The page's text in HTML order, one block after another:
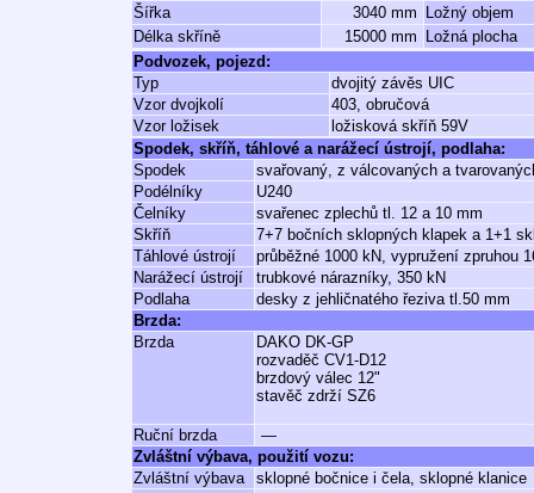
Šířka
3040 mm
Ložný objem
Délka skříně
15000 mm
Ložná plocha
Podvozek, pojezd:
Typ
dvojitý závěs UIC
Vzor dvojkolí
403, obručová
Vzor ložisek
ložisková skříň 59V
Spodek, skříň, táhlové a narážecí ústrojí, podlaha:
Spodek
svařovaný, z válcovaných a
Podélníky
U240
Čelníky
svařenec zplechů tl. 12 a 10 mm
Skříň
7+7 bočních sklopných klapek a 1+1
Táhlové ústrojí
průběžné 1000 kN, vypružení zpruhou
Narážecí ústrojí
trubkové nárazníky, 350 kN
Podlaha
desky z jehličnatého řeziva tl.50 mm
Brzda:
Brzda
DAKO DK-GP
rozvaděč CV1-D12
brzdový válec 12"
stavěč zdrží SZ6
Ruční brzda
—
Zvláštní výbava, použití vozu:
Zvláštní výbava
sklopné bočnice i čela, sklopné klanice